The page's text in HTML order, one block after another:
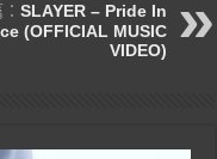
SLAYER – Pride In
(OFFICIAL MUSIC
VIDEO)